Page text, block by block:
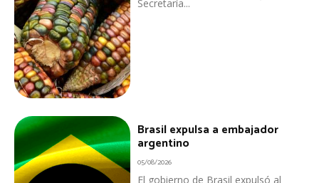
Secretaría...
Brasil expulsa a embajador
argentino
05/08/2026
El gobierno de Brasil expulsó al